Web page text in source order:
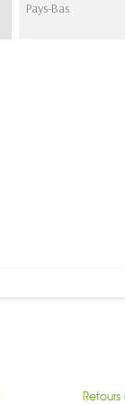
Pays-Bas